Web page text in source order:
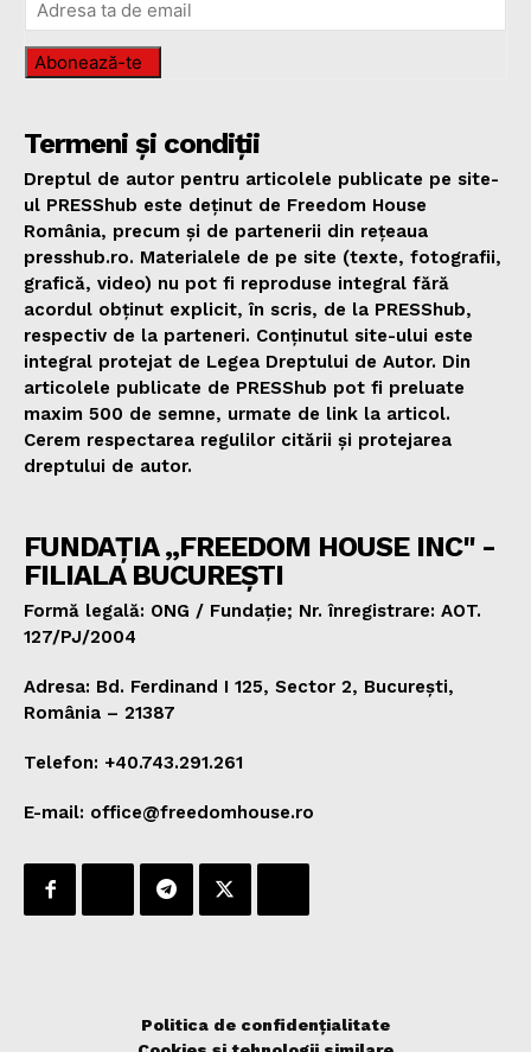
Abonează-te
Termeni și condiții
Dreptul de autor pentru articolele publicate pe site-
ul PRESShub este deținut de Freedom House
România, precum și de partenerii din rețeaua
presshub.ro. Materialele de pe site (texte, fotografii,
grafică, video) nu pot fi reproduse integral fără
acordul obținut explicit, în scris, de la PRESShub,
respectiv de la parteneri. Conținutul site-ului este
integral protejat de Legea Dreptului de Autor. Din
articolele publicate de PRESShub pot fi preluate
maxim 500 de semne, urmate de link la articol.
Cerem respectarea regulilor citării și protejarea
dreptului de autor.
FUNDAȚIA „FREEDOM HOUSE INC" -
FILIALA BUCUREȘTI
Formă legală: ONG / Fundație; Nr. înregistrare: AOT.
127/PJ/2004
Adresa: Bd. Ferdinand I 125, Sector 2, București,
România – 21387
Telefon: +40.743.291.261
E-mail: office@freedomhouse.ro
Politica de confidențialitate